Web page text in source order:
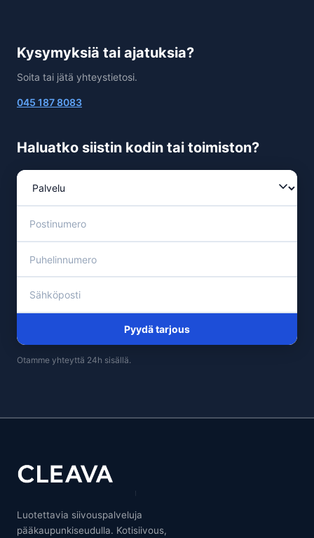
Kysymyksiä tai ajatuksia?
Soita tai jätä yhteystietosi.
045 187 8083
Haluatko siistin kodin tai toimiston?
Pyydä tarjous
Otamme yhteyttä 24h sisällä.
Luotettavia siivouspalveluja
pääkaupunkiseudulla. Kotisiivous,